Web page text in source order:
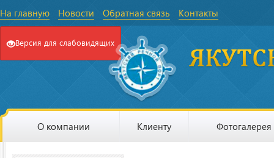
На главную Новости Обратная связь Контакты
Версия для слабовидящих
О компании Клиенту Фотогалерея